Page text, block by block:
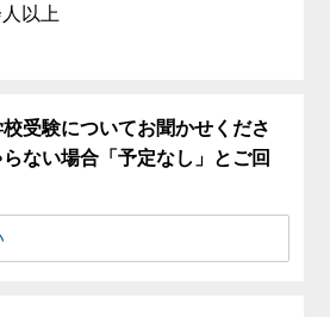
以上
受験についてお聞かせくださ
ない場合「予定なし」とご回